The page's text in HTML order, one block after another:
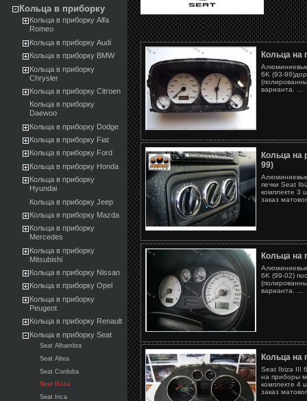
Кольца в приборку
Кольца в приборку Alfa
Romeo
Кольца в приборку Audi
Кольца в приборку BMW
Кольца в приборку
Chrysler
Кольца в приборку Citroen
Кольца в приборку
Daewoo
Кольца в приборку Dodge
Кольца в приборку Fiat
Кольца в приборку Ford
Кольца в приборку Honda
Кольца в приборку
Hyundai
Кольца в приборку Jeep
Кольца в приборку Mazda
Кольца в приборку
Mercedes
Кольца в приборку
Mitsubishi
Кольца в приборку Nissan
Кольца в приборку Opel
Кольца в приборку
Peugeot
Кольца в приборку Renault
Кольца в приборку Seat
Seat Alhambra
Seat Altea
Seat Cordoba
Seat Ibiza
Seat Inca
Кольца на
6K (93-
варианта. ...
Кольца на
99)
печки Seat
комплекте 3
заказ
Кольца на
6K (99-02)
варианта. ...
Кольца на
Seat Ibiza III
на приборы
комплекте 4
заказ